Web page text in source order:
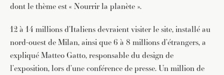
dont le thème est « Nourrir la planète ».
12 à 14 millions d’Italiens devraient visiter le site, installé au
nord-ouest de Milan, ainsi que 6 à 8 millions d’étrangers, a
expliqué Matteo Gatto, responsable du design de
l’exposition, lors d’une conférence de presse. Un million de